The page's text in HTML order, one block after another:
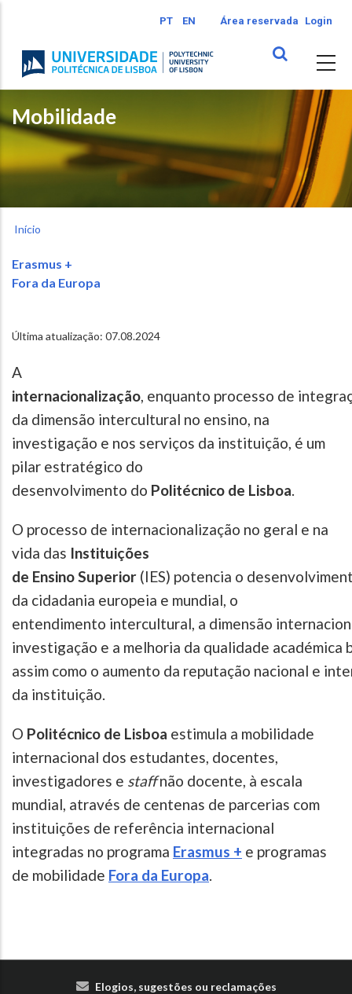
conteúdo
principal
PT EN Área reservada Login
Mobilidade
Erasmus +
Fora da Europa
Início
Última atualização: 07.08.2024
A
internacionalização, enquanto processo de
da dimensão intercultural no ensino, na
investigação e nos serviços da instituição, é um
pilar estratégico do
desenvolvimento do Politécnico de Lisboa.
O processo de internacionalização no geral e na
vida das Instituições
de Ensino Superior (IES) potencia o
da cidadania europeia e mundial, o
entendimento intercultural, a dimensão
investigação e a melhoria da qualidade académica
assim como o aumento da reputação nacional e
da instituição.
O Politécnico de Lisboa estimula a mobilidade
internacional dos estudantes, docentes,
investigadores e staffnão docente, à escala
mundial, através de centenas de parcerias com
instituições de referência internacional
integradas no programa Erasmus + e programas
de mobilidade Fora da Europa.
Elogios, sugestões ou reclamações